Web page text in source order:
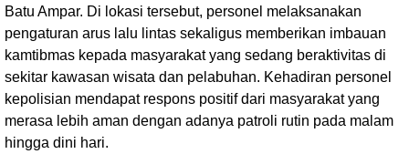
Batu Ampar. Di lokasi tersebut, personel melaksanakan
pengaturan arus lalu lintas sekaligus memberikan imbauan
kamtibmas kepada masyarakat yang sedang beraktivitas di
sekitar kawasan wisata dan pelabuhan. Kehadiran personel
kepolisian mendapat respons positif dari masyarakat yang
merasa lebih aman dengan adanya patroli rutin pada malam
hingga dini hari.